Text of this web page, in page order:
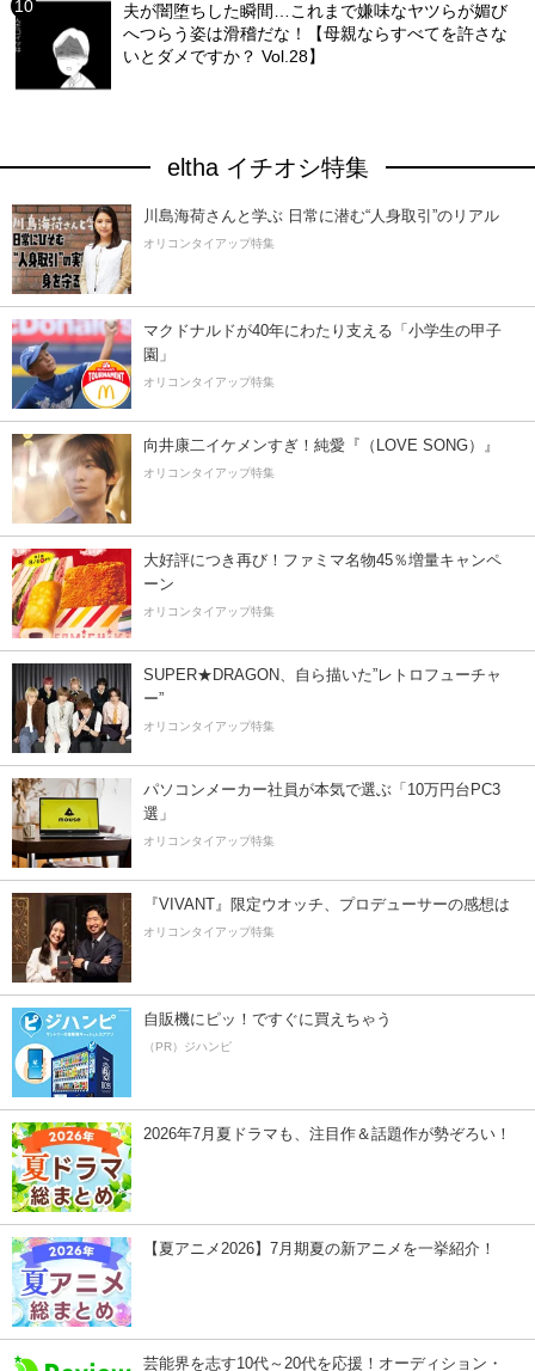
夫が闇堕ちした瞬間…これまで嫌味なヤツらが媚び
へつらう姿は滑稽だな！【母親ならすべてを許さな
いとダメですか？ Vol.28】
eltha イチオシ特集
川島海荷さんと学ぶ 日常に潜む“人身取引”のリアル
オリコンタイアップ特集
マクドナルドが40年にわたり支える「小学生の甲子
園」
オリコンタイアップ特集
向井康二イケメンすぎ！純愛『（LOVE SONG）』
オリコンタイアップ特集
大好評につき再び！ファミマ名物45％増量キャンペ
ーン
オリコンタイアップ特集
SUPER★DRAGON、自ら描いた”レトロフューチャ
ー”
オリコンタイアップ特集
パソコンメーカー社員が本気で選ぶ「10万円台PC3
選」
オリコンタイアップ特集
『VIVANT』限定ウオッチ、プロデューサーの感想は
オリコンタイアップ特集
自販機にピッ！ですぐに買えちゃう
（PR）ジハンピ
2026年7月夏ドラマも、注目作＆話題作が勢ぞろい！
【夏アニメ2026】7月期夏の新アニメを一挙紹介！
芸能界を志す10代～20代を応援！オーディション・